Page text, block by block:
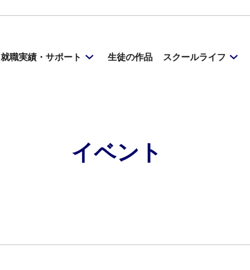
就職実績・サポート 生徒の作品 スクールライフ
イベント